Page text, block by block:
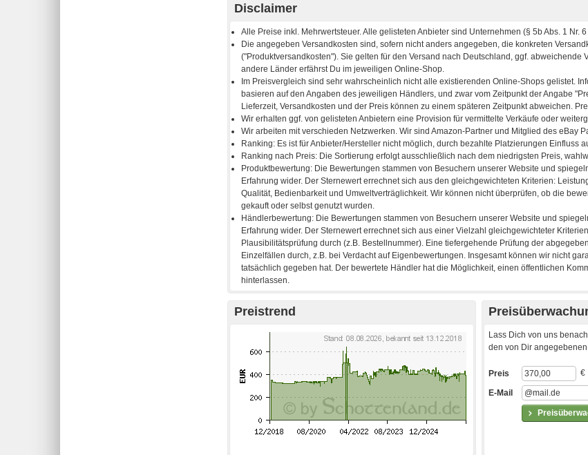
Disclaimer
Preistrend
Lass Dich von uns
den von Dir
Preis €
E-Mail